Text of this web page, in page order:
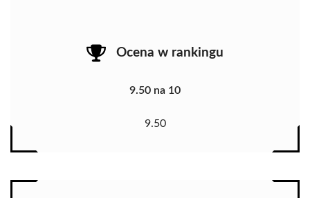
Ocena w rankingu
9.50 na 10
9.50